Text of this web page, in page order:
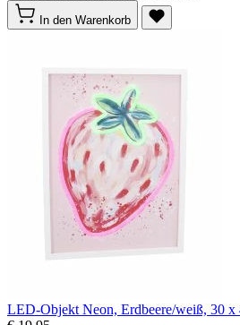
In den Warenkorb
LED-Objekt Neon, Erdbeere/weiß, 30 x